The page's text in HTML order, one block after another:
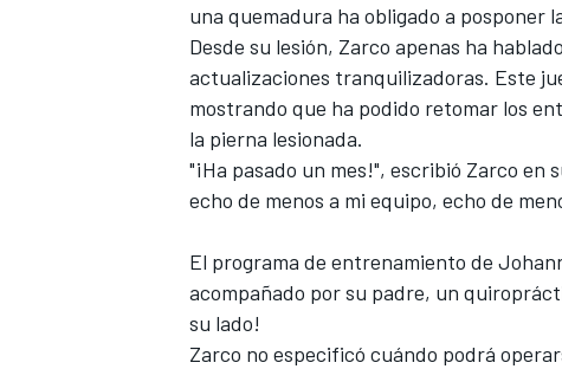
una quemadura ha obligado a posponer
Desde su lesión, Zarco apenas ha
actualizaciones tranquilizadoras. Este
mostrando que ha podido retomar los
la pierna lesionada.
"¡Ha pasado un mes!", escribió Zarco en
echo de menos a mi equipo, echo de
El programa de entrenamiento de
acompañado por su padre, un
su lado!
Zarco no especificó cuándo podrá